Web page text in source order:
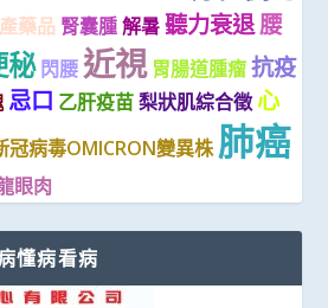
藥品 腎囊腫 解暑 聽力衰退腰
秘 閃腰 近視 胃腸道腫瘤 抗疫
忌口 乙肝疫苗 梨狀肌綜合徵心
冠病毒OMICRON變異株 肺癌
眼肉
懂病看病